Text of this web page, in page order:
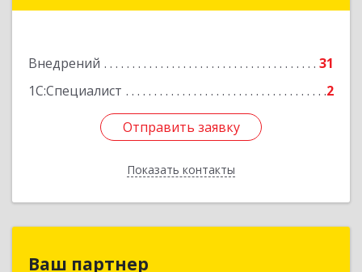
Внедрений
31
1С:Специалист
2
Отправить заявку
Показать контакты
Отправить заявку
Назад
Ваш партнер